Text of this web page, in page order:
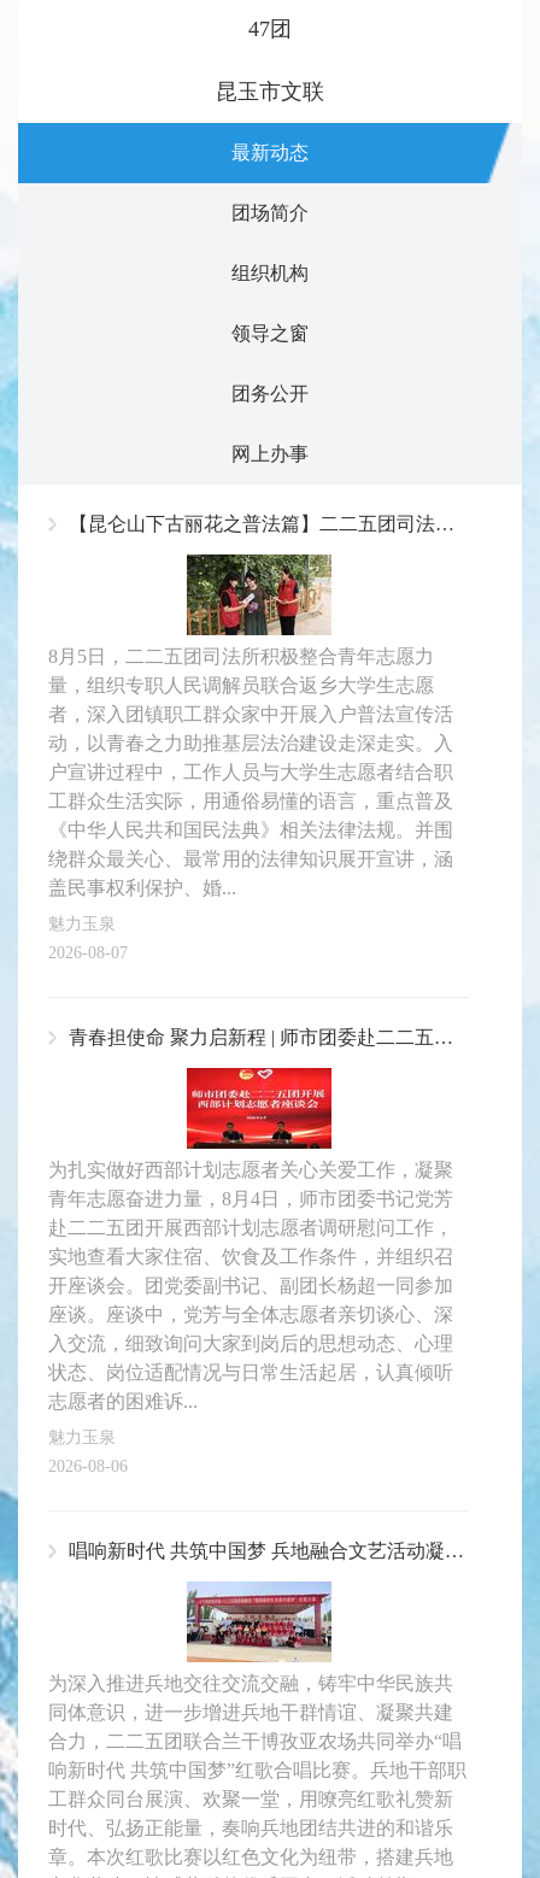
47团
昆玉市文联
最新动态
团场简介
组织机构
领导之窗
团务公开
网上办事
【昆仑山下古丽花之普法篇】二二五团司法所组织返乡大学生开展普法宣传活动青春普法进万家 法治润民心
8月5日，二二五团司法所积极整合青年志愿力
量，组织专职人民调解员联合返乡大学生志愿
者，深入团镇职工群众家中开展入户普法宣传活
动，以青春之力助推基层法治建设走深走实。入
户宣讲过程中，工作人员与大学生志愿者结合职
工群众生活实际，用通俗易懂的语言，重点普及
《中华人民共和国民法典》相关法律法规。并围
绕群众最关心、最常用的法律知识展开宣讲，涵
盖民事权利保护、婚...
魅力玉泉
2026-08-07
青春担使命 聚力启新程 |​​​​​​​ 师市团委赴二二五团开展西部计划志愿者座谈会
为扎实做好西部计划志愿者关心关爱工作，凝聚
青年志愿奋进力量，8月4日，师市团委书记党芳
赴二二五团开展西部计划志愿者调研慰问工作，
实地查看大家住宿、饮食及工作条件，并组织召
开座谈会。团党委副书记、副团长杨超一同参加
座谈。座谈中，党芳与全体志愿者亲切谈心、深
入交流，细致询问大家到岗后的思想动态、心理
状态、岗位适配情况与日常生活起居，认真倾听
志愿者的困难诉...
魅力玉泉
2026-08-06
唱响新时代 共筑中国梦 兵地融合文艺活动凝聚奋进力量
为深入推进兵地交往交流交融，铸牢中华民族共
同体意识，进一步增进兵地干群情谊、凝聚共建
合力，二二五团联合兰干博孜亚农场共同举办“唱
响新时代 共筑中国梦”红歌合唱比赛。兵地干部职
工群众同台展演、欢聚一堂，用嘹亮红歌礼赞新
时代、弘扬正能量，奏响兵地团结共进的和谐乐
章。本次红歌比赛以红色文化为纽带，搭建兵地